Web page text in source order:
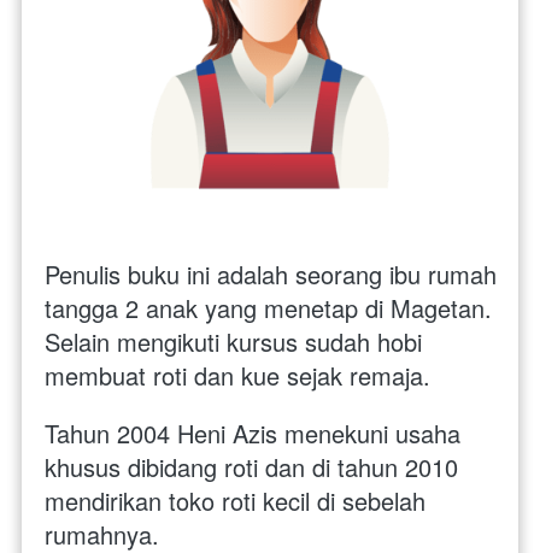
Penulis buku ini adalah seorang ibu rumah
tangga 2 anak yang menetap di Magetan.
Selain mengikuti kursus sudah hobi
membuat roti dan kue sejak remaja.
Tahun 2004 Heni Azis menekuni usaha
khusus dibidang roti dan di tahun 2010
mendirikan toko roti kecil di sebelah
rumahnya.